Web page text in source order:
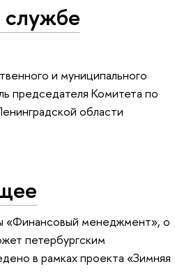
службе
и муниципального
председателя Комитета по
области
«Финансовый менеджмент», о
петербургским
в рамках проекта «Зимняя